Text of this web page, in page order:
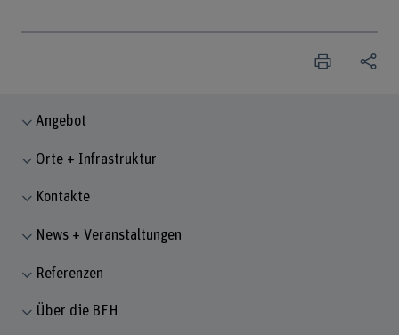
Angebot
Orte + Infrastruktur
Kontakte
News + Veranstaltungen
Referenzen
Über die BFH